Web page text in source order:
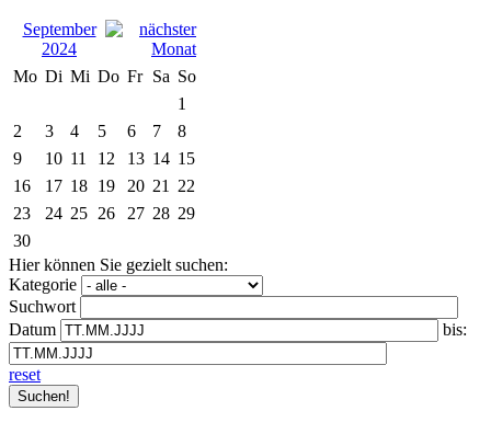
September
2024
Mo Di Mi Do Fr Sa So
1
2
3 4 5 6 7
8
9
10 11 12 13 14 15
16
17 18 19 20 21
22
23
24 25 26 27 28 29
30
Hier können Sie gezielt suchen:
Kategorie
Suchwort
Datum
bis:
reset